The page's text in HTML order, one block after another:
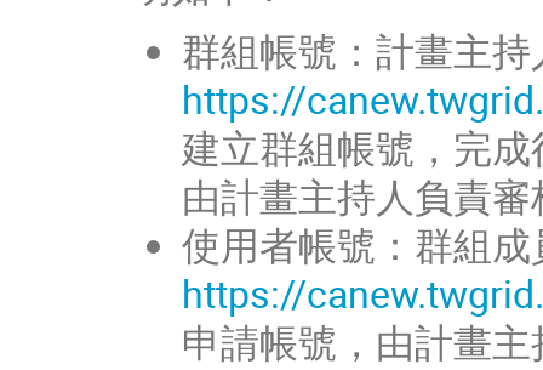
群組帳號：計畫主
https://
建立群組帳號，完
由計畫主持人負責
使用者帳號：群組成
https://
申請帳號，由計畫